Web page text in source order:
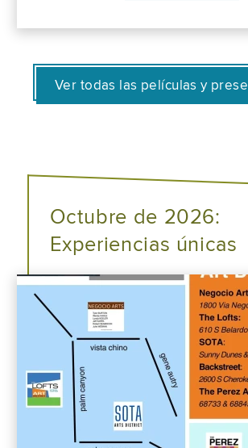
Ver todas las películas y
Octubre de 2026:
Experiencias únicas